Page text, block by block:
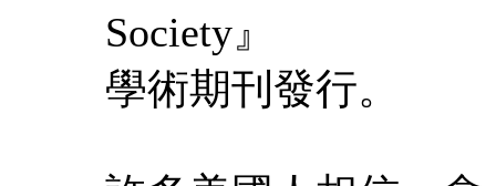
Society』
學術期刊發行。